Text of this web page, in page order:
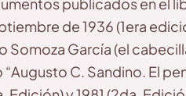
de 1936 (1era
Somoza García (el
C. Sandino. El